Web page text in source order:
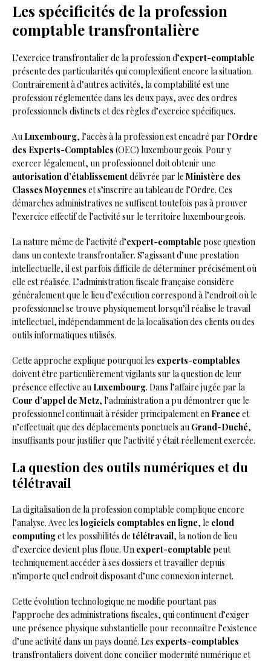
Les spécificités de la profession
comptable transfrontalière
L’exercice transfrontalier de la profession d’expert-comptable
présente des particularités qui complexifient encore la situation.
Contrairement à d’autres activités, la comptabilité est une
profession réglementée dans les deux pays, avec des ordres
professionnels distincts et des règles d’exercice spécifiques.
Au Luxembourg, l’accès à la profession est encadré par l’Ordre
des Experts-Comptables (OEC) luxembourgeois. Pour y
exercer légalement, un professionnel doit obtenir une
autorisation d’établissementdélivrée par le Ministère des
Classes Moyennes et s’inscrire au tableau de l’Ordre. Ces
démarches administratives ne suffisent toutefois pas à prouver
l’exercice effectif de l’activité sur le territoire luxembourgeois.
La nature même de l’activité d’expert-comptable pose question
dans un contexte transfrontalier. S’agissant d’une prestation
intellectuelle, il est parfois difficile de déterminer précisément où
elle est réalisée. L’administration fiscale française considère
généralement que le lieu d’exécution correspond à l’endroit où le
professionnel se trouve physiquement lorsqu’il réalise le travail
intellectuel, indépendamment de la localisation des clients ou des
outils informatiques utilisés.
Cette approche explique pourquoi les experts-comptables
doivent être particulièrement vigilants sur la question de leur
présence effective au Luxembourg. Dans l’affaire jugée par la
Cour d’appel de Metz, l’administration a pu démontrer que le
professionnel continuait à résider principalement en France et
n’effectuait que des déplacements ponctuels au Grand-Duché,
insuffisants pour justifier que l’activité y était réellement exercée.
La question des outils numériques et du
télétravail
La digitalisation de la profession comptable complique encore
l’analyse. Avec les logiciels comptables en ligne, le cloud
computinget les possibilités de télétravail, la notion de lieu
d’exercice devient plus floue. Un expert-comptable peut
techniquement accéder à ses dossiers et travailler depuis
n’importe quel endroit disposant d’une connexion internet.
Cette évolution technologique ne modifie pourtant pas
l’approche des administrations fiscales, qui continuent d’exiger
une présence physique substantielle pour reconnaître l’existence
d’une activité dans un pays donné. Les experts-comptables
transfrontaliers doivent donc concilier modernité numérique et